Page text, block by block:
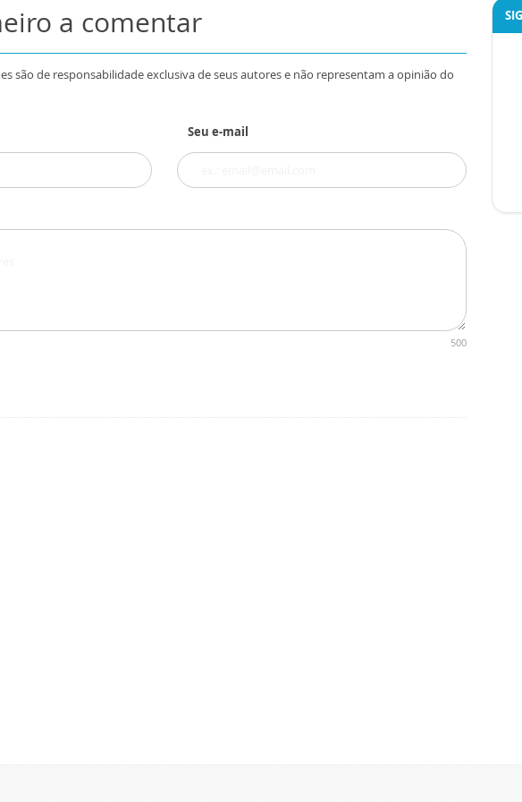
a comentar
são de responsabilidade exclusiva de seus autores e não representam a opinião do
Seu e-mail
500